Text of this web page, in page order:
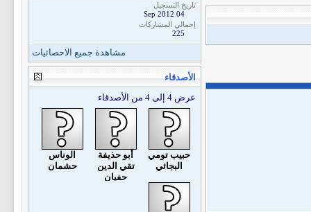
تاريخ التسجيل
04 Sep 2012
إجمالي المشاركات
225
مشاهدة جميع الاحصائيات
الأصدقاء
عرض 4 إلى 4 من الأصدقاء
حبيب تومي
البجائي
أبو حذيفة
تقي الدين
حفيان
الوناس
حشمان